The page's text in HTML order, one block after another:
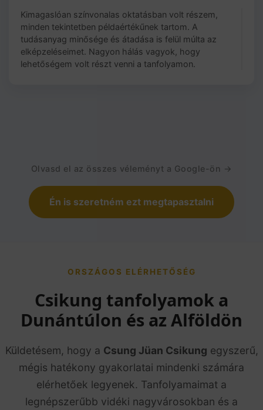
Kimagaslóan színvonalas oktatásban volt részem,
minden tekintetben példaértékűnek tartom. A
tudásanyag minősége és átadása is felül múlta az
elképzeléseimet. Nagyon hálás vagyok, hogy
lehetőségem volt részt venni a tanfolyamon.
Olvasd el az összes véleményt a Google-ön →
Én is szeretném ezt megtapasztalni
ORSZÁGOS ELÉRHETŐSÉG
Csikung tanfolyamok a
Dunántúlon és az Alföldön
Küldetésem, hogy a Csung Jüan Csikung egyszerű,
mégis hatékony gyakorlatai mindenki számára
elérhetőek legyenek. Tanfolyamaimat a
legnépszerűbb vidéki nagyvárosokban és a